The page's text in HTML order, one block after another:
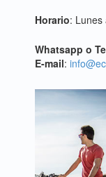
Horario: Lunes
Whatsapp o
E-mail: